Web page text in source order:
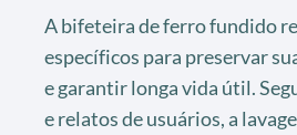
A bifeteira de ferro fundido
específicos para preservar
e garantir longa vida útil.
e relatos de usuários, a